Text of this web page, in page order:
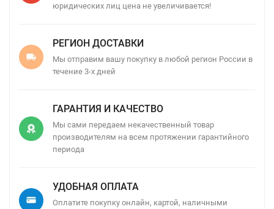
юридических лиц цена не увеличивается!
РЕГИОН ДОСТАВКИ
Мы отправим вашу покупку в любой регион России в
течение 3-х дней
ГАРАНТИЯ И КАЧЕСТВО
Мы сами передаем некачественный товар
производителям на всем протяжении гарантийного
периода
УДОБНАЯ ОПЛАТА
Оплатите покупку онлайн, картой, наличными